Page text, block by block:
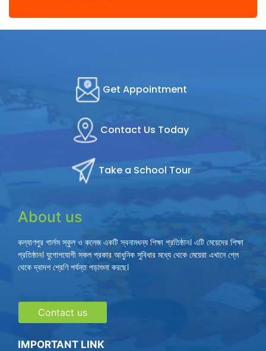
Get Appointment
Contact Us Today
Take a School Tour
About us
কল্যাণপুর গার্লস স্কুল ও কলেজ একটি স্বনামধন্য শিক্ষা প্রতিষ্ঠান। এটি মেয়েদের শিক্ষা
প্রতিষ্ঠান। যুগোপযোগী সকল প্রকার আধুনিক সুবিধার মধ্যে থেকে মেয়েরা এখানে প্লে
থেকে দ্বাদশ শ্রেণি পর্যন্ত পড়াশুনা করছে।
Contact us
IMPORTANT LINK